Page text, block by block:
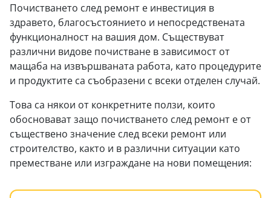
Почистването след ремонт е инвестиция в
здравето, благосъстоянието и непосредствената
функционалност на вашия дом. Съществуват
различни видове почистване в зависимост от
мащаба на извършваната работа, като процедурите
и продуктите са съобразени с всеки отделен случай.
Това са някои от конкретните ползи, които
обосновават защо почистването след ремонт е от
съществено значение след всеки ремонт или
строителство, както и в различни ситуации като
преместване или изграждане на нови помещения: